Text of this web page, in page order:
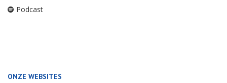
Podcast
ONZE WEBSITES